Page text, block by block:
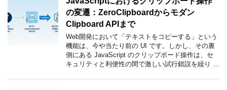
の変遷：ZeroClipboardからモダン
Clipboard APIまで
Web開発において「テキストをコピーする」という
機能は、今や当たり前の UI です。しかし、その裏
側にある JavaScript のクリップボード操作は、セ
キュリティと利便性の間で激しい試行錯誤を繰り …